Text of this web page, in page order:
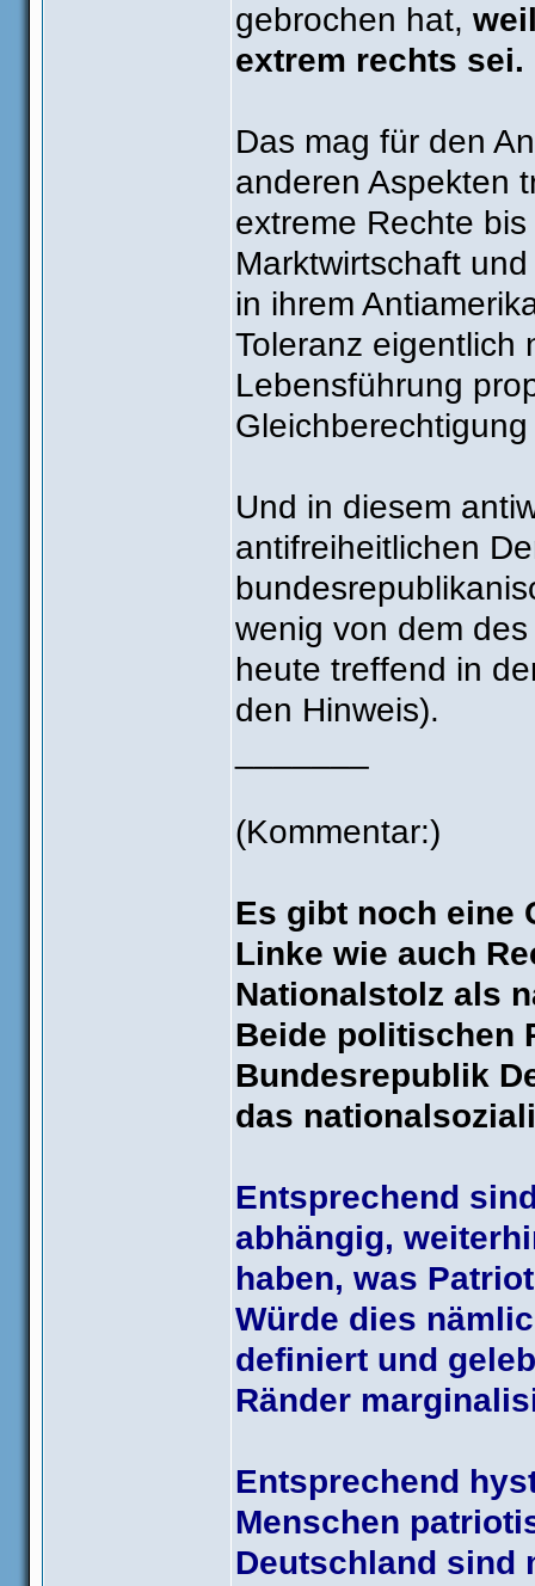
gebrochen hat,
extrem rechts sei.
Das mag für den
anderen Aspekten
extreme Rechte
Marktwirtschaft
in ihrem
Toleranz eigentlich
Lebensführung
Und in diesem
antifreiheitlichen
wenig von dem
heute treffend in
den Hinweis).
(Kommentar:)
Es gibt noch eine
Linke wie auch
Nationalstolz als
Beide politischen
Bundesrepublik
das
Entsprechend
abhängig,
haben, was
Würde dies
definiert und
Ränder
Entsprechend
Menschen
Deutschland sind